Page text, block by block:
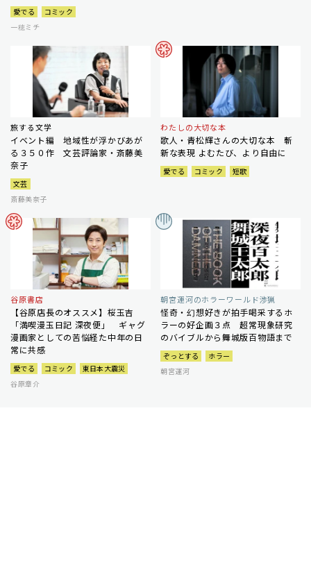
愛でる
コミック
一穂ミチ
旅する文学
イベント編 地域性が浮かびあが
る３５０作 文芸評論家・斎藤美
奈子
文芸
斎藤美奈子
わたしの大切な本
歌人・青松輝さんの大切な本 斬
新な表現 よむたび、より自由に
愛でる コミック 短歌
谷原書店
【谷原店長のオススメ】桜玉吉
「満喫漫玉日記 深夜便」 ギャグ
漫画家としての苦悩経た中年の日
常に共感
愛でる コミック
東日本大震災
谷原章介
朝宮運河のホラーワールド渉猟
怪奇・幻想好きが拍手喝采するホ
ラーの好企画３点 超常現象研究
のバイブルから舞城版百物語まで
ぞっとする
ホラー
朝宮運河